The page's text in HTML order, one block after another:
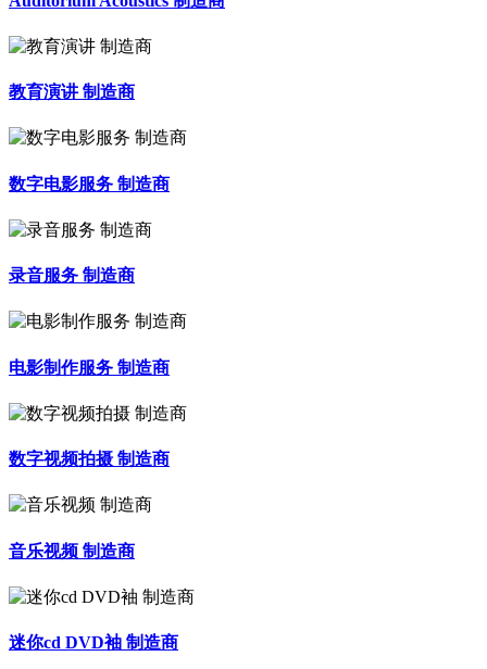
教育演讲 制造商
数字电影服务 制造商
录音服务 制造商
电影制作服务 制造商
数字视频拍摄 制造商
音乐视频 制造商
迷你cd DVD袖 制造商